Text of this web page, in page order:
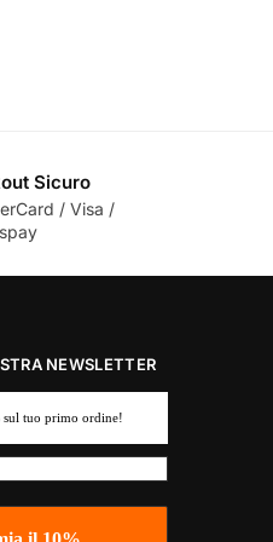
Sicuro
/ Visa /
NEWSLETTER
sul tuo primo ordine!